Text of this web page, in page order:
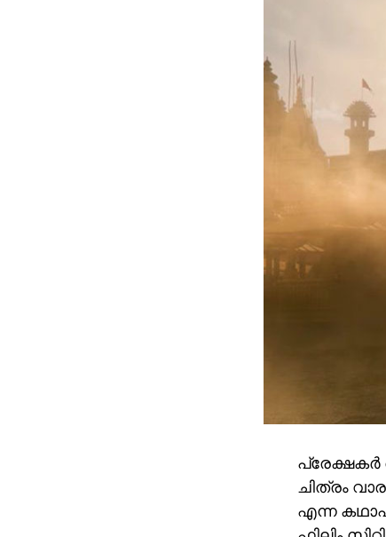
ചിത്രം
എന്ന